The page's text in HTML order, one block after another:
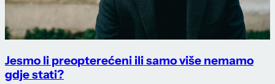
Jesmo li preopterećeni ili samo više nemamo
gdje stati?